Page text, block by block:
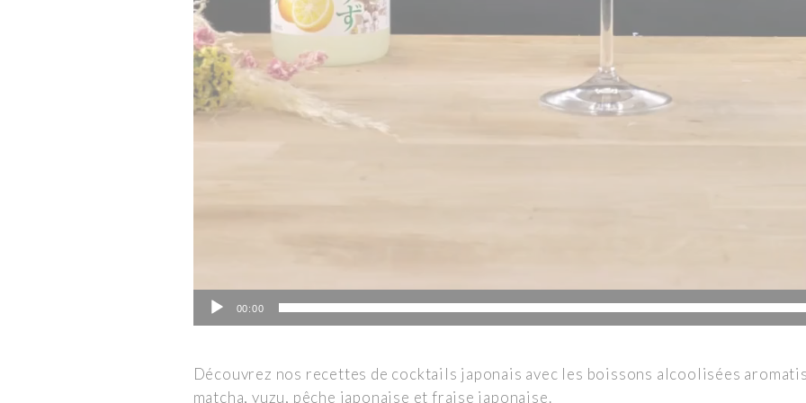
00:00
Découvrez nos recettes de cocktails japonais avec les boissons alcoolisées
matcha, yuzu, pêche japonaise et fraise japonaise.